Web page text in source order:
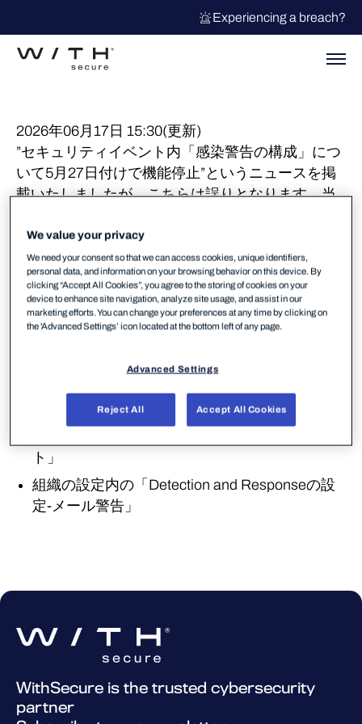
Experiencing a breach?
2026年06月17日 15:30(更新)
”セキュリティイベント内「感染警告の構成」につ
いて5月27日付けで機能停止”というニュースを掲
載いたしましたが、こちらは誤りとなります。当
もって実施されます。誤った情報をご案内差し上
げ大変申し訳ございませんでした。
停止以降、メールアラートはセキュリティイベン
トのカスタムビューを構成した後に「レポート」
で設定いただく必要があります。→詳細はこちら
に関するメールアラートは下記3点となります。
「感染警告の構成」
ト」
組織の設定内の「Detection and Responseの設
定-メール警告」
WithSecure is the trusted cybersecurity
partner
We value your privacy
We need your consent so that we can access cookies, unique identifiers,
personal data, and information on your browsing behavior on this device. By
clicking “Accept All Cookies”, you agree to the storing of cookies on your
device to enhance site navigation, analyze site usage, and assist in our
marketing efforts. You can change your preferences at any time by clicking on
the 'Advanced Settings’ icon located at the bottom left of any page.
Advanced Settings
Reject All Accept All Cookies